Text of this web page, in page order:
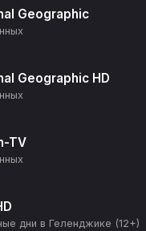
Geographic
Geographic HD
TV
дни в Геленджике (12+)